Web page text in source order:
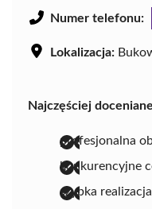
Numer telefonu:
Lokalizacja:
Najczęściej
profesjonalna
konkurencyjne
szybka realizacja